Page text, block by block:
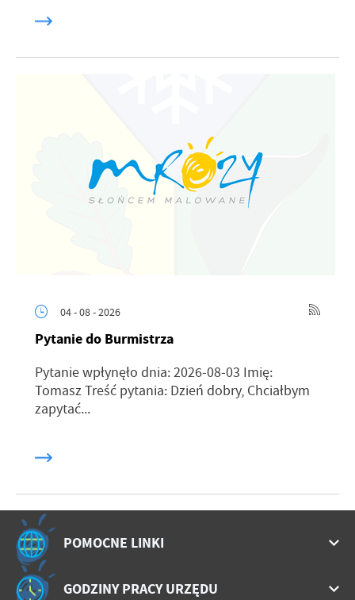
04 - 08 - 2026
Pytanie do Burmistrza
Pytanie wpłynęło dnia: 2026-08-03 Imię:
Tomasz Treść pytania: Dzień dobry, Chciałbym
zapytać...
POMOCNE LINKI
GODZINY PRACY URZĘDU